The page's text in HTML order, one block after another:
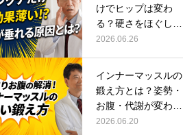
けでヒップは変わ
る？硬さをほぐして
整える正しい方…
2026.06.26
インナーマッスルの
鍛え方とは？姿勢・
お腹・代謝が変わる
トレーニング…
2026.06.20